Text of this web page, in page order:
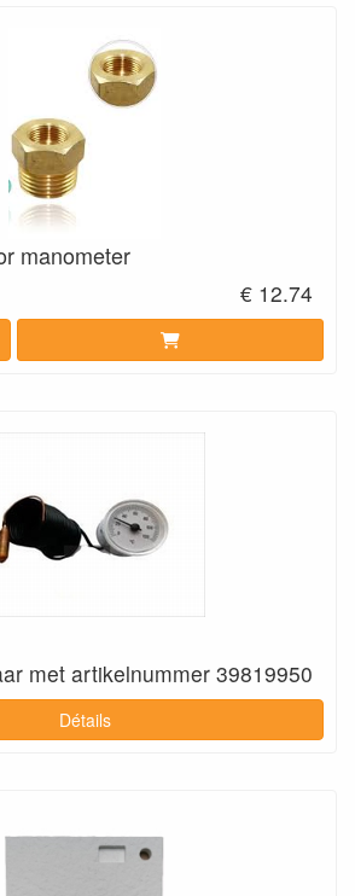
manometer
€ 12.74
met artikelnummer 39819950
Détails